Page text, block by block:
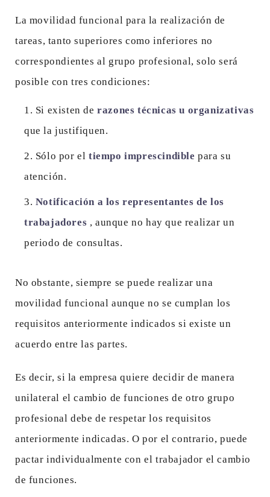
La movilidad funcional para la realización de
tareas, tanto superiores como inferiores no
correspondientes al grupo profesional, solo será
posible con tres condiciones:
Si existen de razones técnicas u organizativas
que la justifiquen.
Sólo por el tiempo imprescindible para su
atención.
Notificación a los representantes de los
trabajadores , aunque no hay que realizar un
periodo de consultas.
No obstante, siempre se puede realizar una
movilidad funcional aunque no se cumplan los
requisitos anteriormente indicados si existe un
acuerdo entre las partes.
Es decir, si la empresa quiere decidir de manera
unilateral el cambio de funciones de otro grupo
profesional debe de respetar los requisitos
anteriormente indicadas. O por el contrario, puede
pactar individualmente con el trabajador el cambio
de funciones.